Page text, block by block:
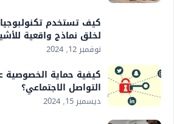
كيف تستخدم
لخلق نماذج واقعية
نوفمبر 12, 2024
كيفية حماية
التواصل الاجتماعي؟
ديسمبر 15, 2024